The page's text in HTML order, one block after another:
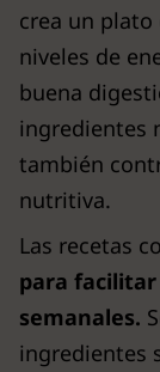
crea un
niveles de
buena
ingredientes
también
nutritiva.
Las recetas
para facilitar
semanales.
ingredientes